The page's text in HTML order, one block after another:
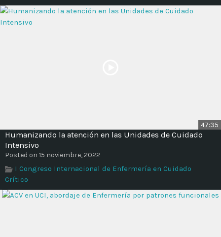
47:35
Humanizando la atención en las Unidades de Cuidado
Intensivo
Posted on 15 noviembre, 2022
I Congreso Internacional de Enfermería en Cuidado
Crítico